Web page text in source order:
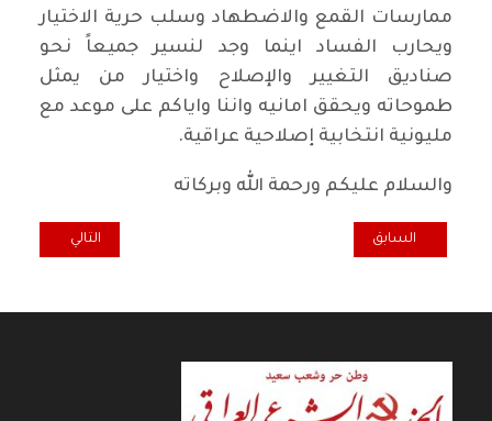
ممارسات القمع والاضطهاد وسلب حرية الاختيار
ويحارب الفساد اينما وجد لنسير جميعاً نحو
صناديق التغيير والإصلاح واختيار من يمثل
طموحاته ويحقق امانيه واننا واياكم على موعد مع
مليونية انتخابية إصلاحية عراقية.
والسلام عليكم ورحمة الله وبركاته
المقال السابق: البلدان العربية.. سياسة رفع الدعم الحكومي اثقلت كاهل
السابق المقال التالي:
التالي